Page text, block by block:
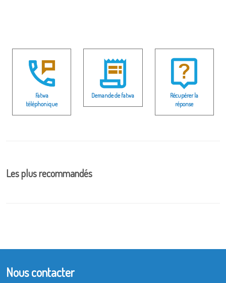
Fatwa
téléphonique
Demande de fatwa
Récupérer la
réponse
Les plus recommandés
Nous contacter